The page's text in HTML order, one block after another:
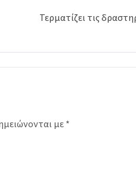
Τερματίζει τις
με *